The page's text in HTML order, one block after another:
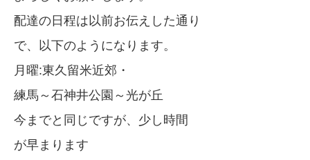
配達の日程は以前お伝えした通り
で、以下のようになります。
月曜:東久留米近郊・
練馬～石神井公園～光が丘
今までと同じですが、少し時間
が早まります